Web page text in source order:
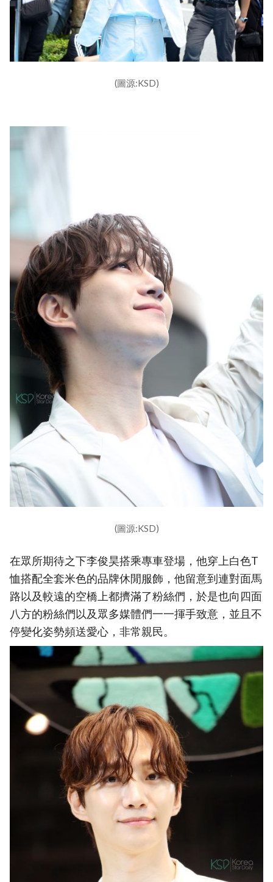
(圖源:KSD)
(圖源:KSD)
在眾所期待之下李俊昊搭乘專車登場，他穿上白色T
恤搭配全套米色的品牌休閒服飾，他留意到連對面馬
路以及較遠的空橋上都擠滿了粉絲們，於是也向四面
八方的粉絲們以及眾多媒體們一一揮手致意，並且不
停變化姿勢頻送愛心，非常親民。